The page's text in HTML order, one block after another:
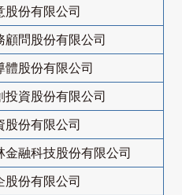
股份有限公司
顧問股份有限公司
體股份有限公司
投資股份有限公司
股份有限公司
金融科技股份有限公司
股份有限公司